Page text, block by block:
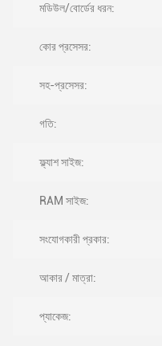
মডিউল/বোর্ডের ধরন:
কোর প্রসেসর:
সহ-প্রসেসর:
গতি:
ফ্ল্যাশ সাইজ:
RAM সাইজ:
সংযোগকারী প্রকার:
আকার / মাত্রা:
প্যাকেজ: